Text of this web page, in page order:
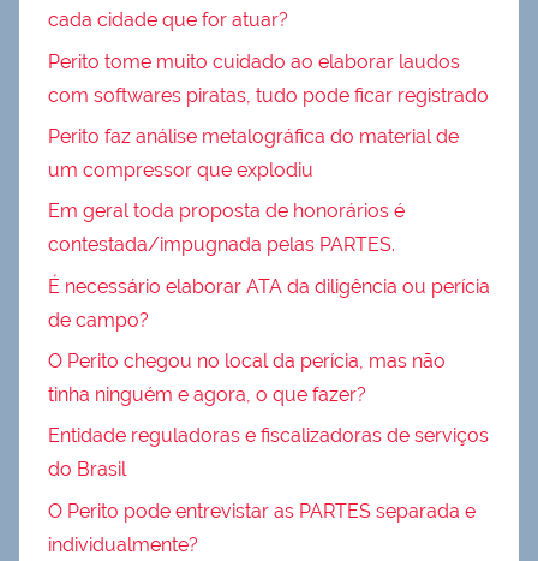
cada cidade que for atuar?
Perito tome muito cuidado ao elaborar laudos
com softwares piratas, tudo pode ficar registrado
Perito faz análise metalográfica do material de
um compressor que explodiu
Em geral toda proposta de honorários é
contestada/impugnada pelas PARTES.
É necessário elaborar ATA da diligência ou perícia
de campo?
O Perito chegou no local da perícia, mas não
tinha ninguém e agora, o que fazer?
Entidade reguladoras e fiscalizadoras de serviços
do Brasil
O Perito pode entrevistar as PARTES separada e
individualmente?